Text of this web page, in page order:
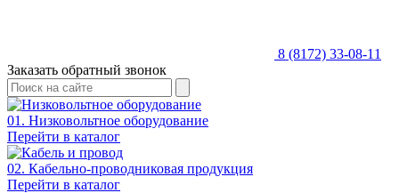
8 (8172) 33-08-11
Заказать обратный звонок
01. Низковольтное оборудование
Перейти в каталог
02. Кабельно-проводниковая продукция
Перейти в каталог